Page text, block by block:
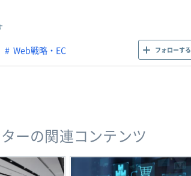
Web戦略・EC フォローする
ーの関連コンテンツ